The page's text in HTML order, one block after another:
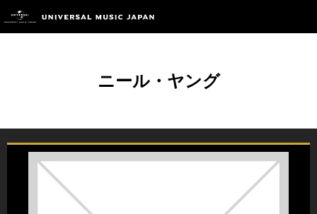
ニール・ヤング